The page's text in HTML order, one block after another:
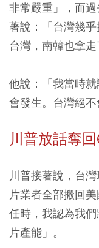
非常嚴重」，而
著說：「台灣幾
台灣，南韓也拿走
他說：「我當時
會發生。台灣絕不
川普放話奪
川普接著說，台
片業者全部搬回
任時，我認為我
片產能」。